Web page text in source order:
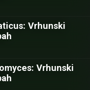
Vrhunski
Vrhunski